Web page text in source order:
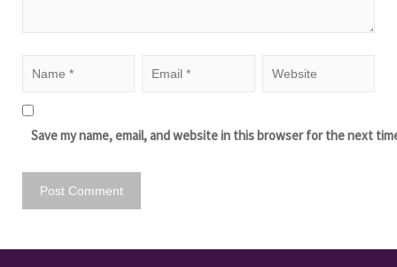
Save my name, email, and website in this browser for the next